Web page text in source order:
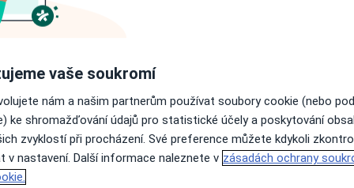
Dnes
Online rezervace termínu není k
Rezervovat termín
vaše soukromí
nám a našim partnerům používat soubory cookie (nebo
ke shromažďování údajů pro statistické účely a poskytování
zvyklostí při procházení. Své preference můžete kdykoli
v nastavení. Další informace naleznete v zásadách ochrany